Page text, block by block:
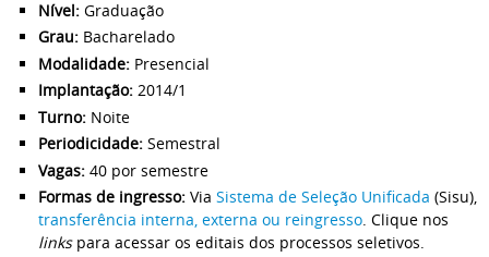
Nível: Graduação
Grau: Bacharelado
Modalidade: Presencial
Implantação: 2014/1
Turno: Noite
Periodicidade: Semestral
Vagas: 40 por semestre
Formas de ingresso: Via Sistema de Seleção Unificada (Sisu),
transferência interna, externa ou reingresso. Clique nos
linkspara acessar os editais dos processos seletivos.